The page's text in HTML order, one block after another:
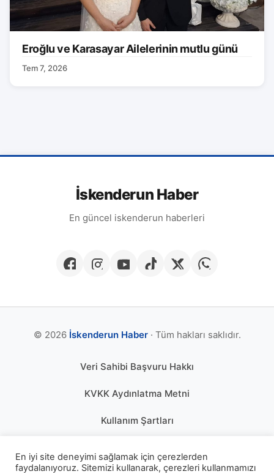
Eroğlu ve Karasayar Ailelerinin mutlu günü
Tem 7, 2026
İskenderun Haber
En güncel iskenderun haberleri
© 2026 İskenderun Haber· Tüm hakları saklıdır.
Veri Sahibi Başvuru Hakkı
KVKK Aydınlatma Metni
Kullanım Şartları
En iyi site deneyimi sağlamak için çerezlerden
faydalanıyoruz. Sitemizi kullanarak, çerezleri kullanmamızı